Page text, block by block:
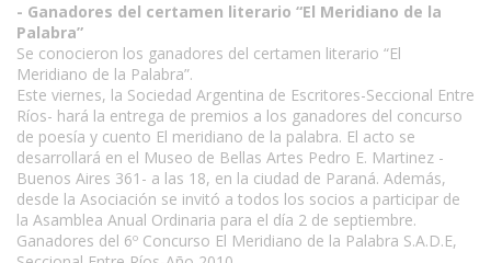
- Ganadores del certamen literario “El Meridiano de la
Palabra”
Se conocieron los ganadores del certamen literario “El
Meridiano de la Palabra”.
Este viernes, la Sociedad Argentina de Escritores-Seccional Entre
Ríos- hará la entrega de premios a los ganadores del concurso
de poesía y cuento El meridiano de la palabra. El acto se
desarrollará en el Museo de Bellas Artes Pedro E. Martinez -
Buenos Aires 361- a las 18, en la ciudad de Paraná. Además,
desde la Asociación se invitó a todos los socios a participar de
la Asamblea Anual Ordinaria para el día 2 de septiembre.
Ganadores del 6º Concurso El Meridiano de la Palabra S.A.D.E,